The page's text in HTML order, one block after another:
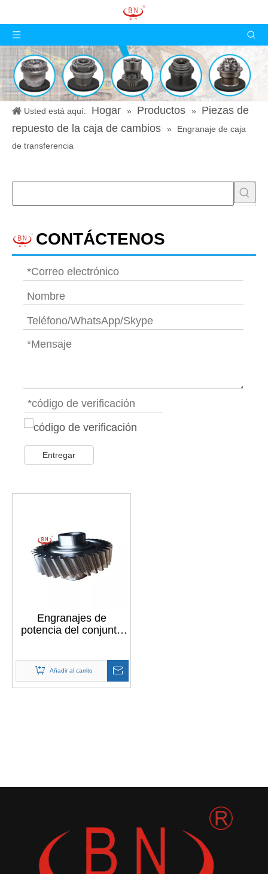
Usted está aquí: Hogar » Productos »
Piezas de
repuesto de la caja de cambios
»
Engranaje de caja
de transferencia
CONTÁCTENOS
Entregar
Engranajes de
potencia del conjunto
China
Añadir al carrito